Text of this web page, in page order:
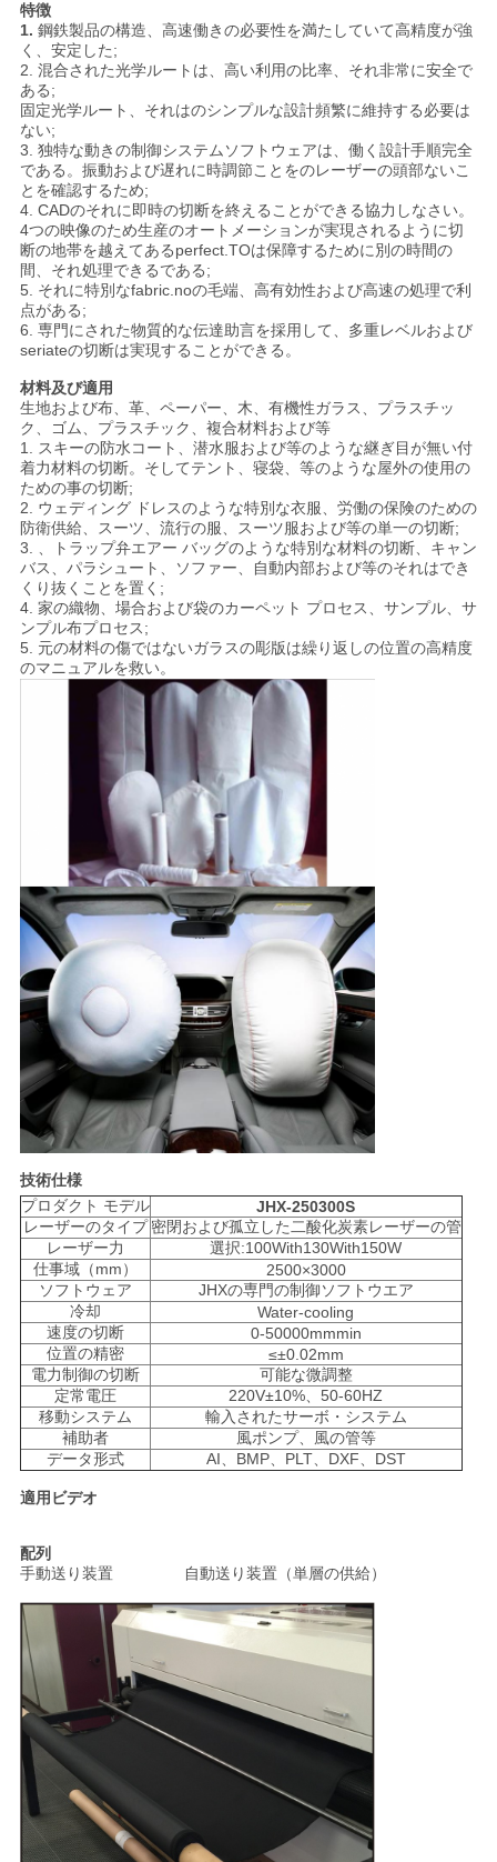
か
ら
お
話
し
COMPANY
NEWS
SITEMAP
PRIVACY
POLICY
特徴
1. 鋼鉄製品の構造、高速働きの必要性を満たしていて高精度が強
く、安定した;
2. 混合された光学ルートは、高い利用の比率、それ非常に安全で
ある;
固定光学ルート、それはのシンプルな設計頻繁に維持する必要は
ない;
3. 独特な動きの制御システムソフトウェアは、働く設計手順完全
である。振動および遅れに時調節ことをのレーザーの頭部ないこ
とを確認するため;
4. CADのそれに即時の切断を終えることができる協力しなさい。
4つの映像のため生産のオートメーションが実現されるように切
断の地帯を越えてあるperfect.TOは保障するために別の時間の
間、それ処理できるである;
5. それに特別なfabric.noの毛端、高有効性および高速の処理で利
点がある;
6. 専門にされた物質的な伝達助言を採用して、多重レベルおよび
seriateの切断は実現することができる。
材料及び適用
生地および布、革、ペーパー、木、有機性ガラス、プラスチッ
ク、ゴム、プラスチック、複合材料および等
1. スキーの防水コート、潜水服および等のような継ぎ目が無い付
着力材料の切断。そしてテント、寝袋、等のような屋外の使用の
ための事の切断;
2. ウェディング ドレスのような特別な衣服、労働の保険のための
防衛供給、スーツ、流行の服、スーツ服および等の単一の切断;
3. 、トラップ弁エアー バッグのような特別な材料の切断、キャン
バス、パラシュート、ソファー、自動内部および等のそれはでき
くり抜くことを置く;
4. 家の織物、場合および袋のカーペット プロセス、サンプル、サ
ンプル布プロセス;
5. 元の材料の傷ではないガラスの彫版は繰り返しの位置の高精度
のマニュアルを救い。
技術仕様
プロダクト モデル
JHX-250300S
レーザーのタイプ 密閉および孤立した二酸化炭素レーザーの管
レーザー力
選択:100With130With150W
仕事域（mm）
2500×3000
ソフトウェア
JHXの専門の制御ソフトウエア
冷却
Water-cooling
速度の切断
0-50000mmmin
位置の精密
≤±0.02mm
電力制御の切断
可能な微調整
定常電圧
220V±10%、50-60HZ
移動システム
輸入されたサーボ・システム
補助者
風ポンプ、風の管等
データ形式
AI、BMP、PLT、DXF、DST
適用ビデオ
配列
手動送り装置 自動送り装置（単層の供給）